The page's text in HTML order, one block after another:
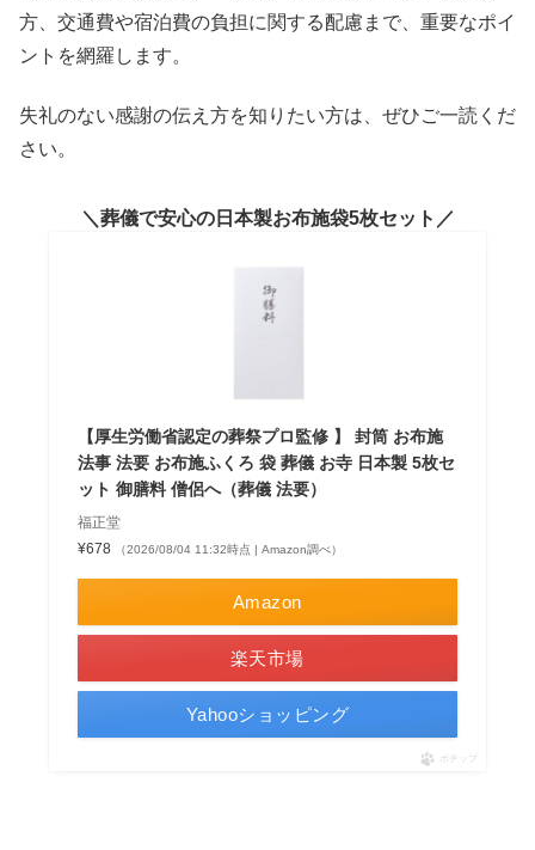
方、交通費や宿泊費の負担に関する配慮まで、重要なポイ
ントを網羅します。
失礼のない感謝の伝え方を知りたい方は、ぜひご一読くだ
さい。
葬儀で安心の日本製お布施袋5枚セット
【厚生労働省認定の葬祭プロ監修 】 封筒 お布施
法事 法要 お布施ふくろ 袋 葬儀 お寺 日本製 5枚セ
ット 御膳料 僧侶へ（葬儀 法要）
福正堂
¥678
（2026/08/04 11:32時点 | Amazon調べ）
Amazon
楽天市場
Yahooショッピング
ポチップ